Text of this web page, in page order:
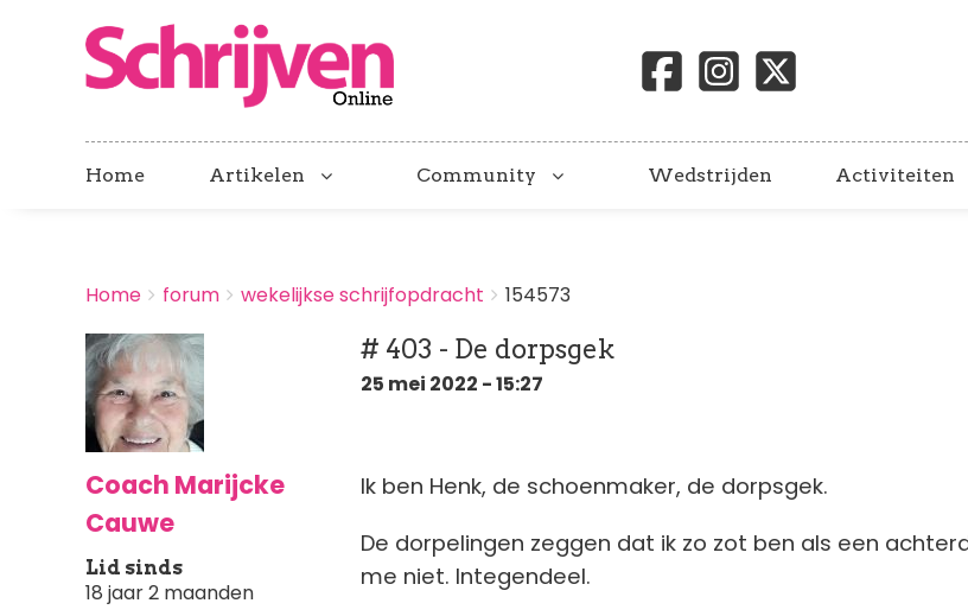
Home Artikelen Community Wedstrijden Activiteiten
BREADCRUMBS
You
here:
Home forum wekelijkse schrijfopdracht 154573
Coach Marijcke
Cauwe
Lid sinds
18 jaar 2 maanden
# 403 - De dorpsgek
25 mei 2022 - 15:27
Ik ben Henk, de schoenmaker, de dorpsgek.
De dorpelingen zeggen dat ik zo zot ben als een
me niet. Integendeel.